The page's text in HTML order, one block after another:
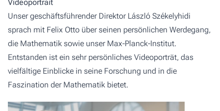
Videoportrait
Unser geschäftsführender Direktor László Székelyhidi
sprach mit Felix Otto über seinen persönlichen Werdegang,
die Mathematik sowie unser Max-Planck-Institut.
Entstanden ist ein sehr persönliches Videoporträt, das
vielfältige Einblicke in seine Forschung und in die
Faszination der Mathematik bietet.